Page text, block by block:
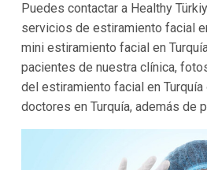
Puedes contactar a Healthy
servicios de estiramiento facial
mini estiramiento facial en
pacientes de nuestra clínica,
del estiramiento facial en
doctores en Turquía, además de